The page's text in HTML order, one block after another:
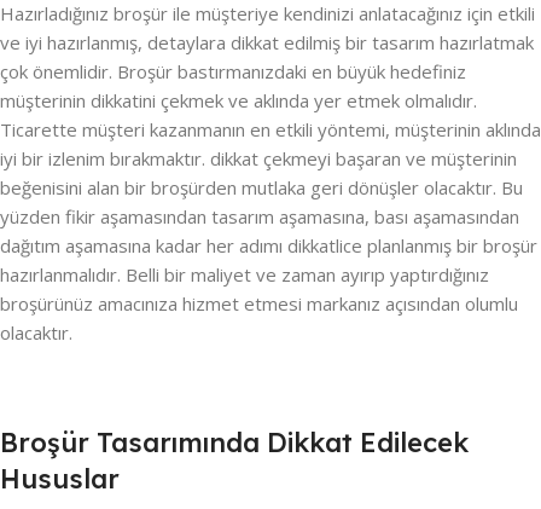
Hazırladığınız broşür ile müşteriye kendinizi anlatacağınız için etkili
ve iyi hazırlanmış, detaylara dikkat edilmiş bir tasarım hazırlatmak
çok önemlidir. Broşür bastırmanızdaki en büyük hedefiniz
müşterinin dikkatini çekmek ve aklında yer etmek olmalıdır.
Ticarette müşteri kazanmanın en etkili yöntemi, müşterinin aklında
iyi bir izlenim bırakmaktır. dikkat çekmeyi başaran ve müşterinin
beğenisini alan bir broşürden mutlaka geri dönüşler olacaktır. Bu
yüzden fikir aşamasından tasarım aşamasına, bası aşamasından
dağıtım aşamasına kadar her adımı dikkatlice planlanmış bir broşür
hazırlanmalıdır. Belli bir maliyet ve zaman ayırıp yaptırdığınız
broşürünüz amacınıza hizmet etmesi markanız açısından olumlu
olacaktır.
Broşür Tasarımında Dikkat Edilecek
Hususlar